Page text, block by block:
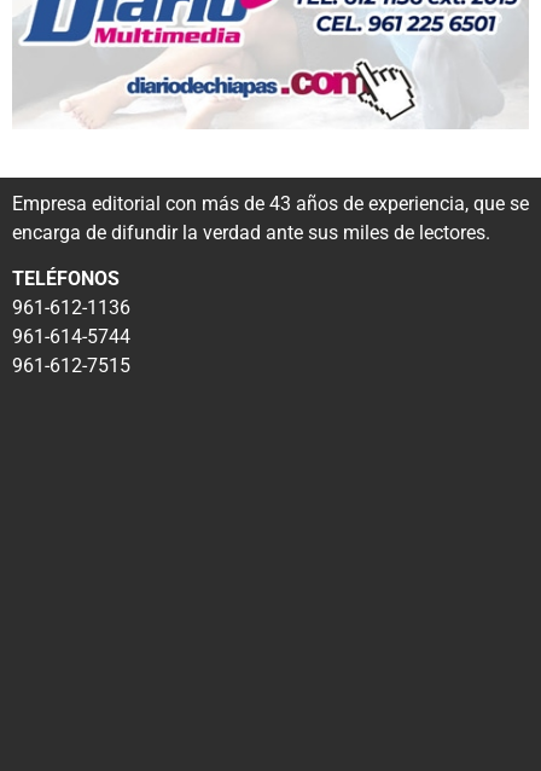
Empresa editorial con más de 43 años de experiencia, que se
encarga de difundir la verdad ante sus miles de lectores.
TELÉFONOS
961-612-1136
961-614-5744
961-612-7515